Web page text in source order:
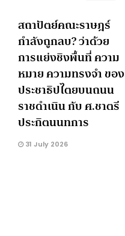
สถาปัตย์คณะราษฎร์
กำลังถูกลบ? ว่าด้วย
การแย่งชิงพื้นที่ ความ
หมาย ความทรงจำ ของ
ประชาธิปไตยบนถนน
ราชดำเนิน กับ ศ.ชาตรี
ประกิตนนทการ
31 July 2026